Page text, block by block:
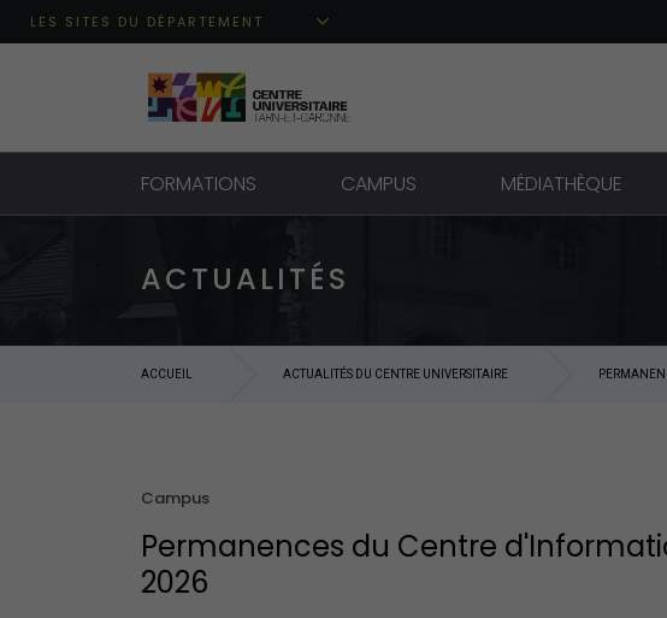
Aller au menu principal
Aller au contenu
Aller à la recherche
LES SITES DU DÉPARTEMENT
FORMATIONS CAMPUS MÉDIATHÈQUE
ACTUALITÉS
ACCUEIL ACTUALITÉS DU CENTRE UNIVERSITAIRE
Campus
Permanences du Centre
2026